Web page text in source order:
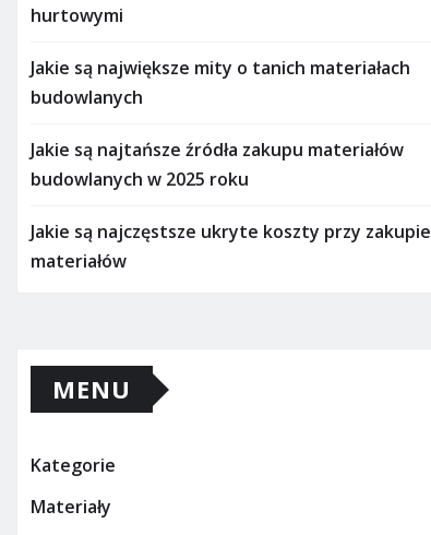
hurtowymi
Jakie są największe mity o tanich materiałach
budowlanych
Jakie są najtańsze źródła zakupu materiałów
budowlanych w 2025 roku
Jakie są najczęstsze ukryte koszty przy zakupie
materiałów
MENU
Kategorie
Materiały